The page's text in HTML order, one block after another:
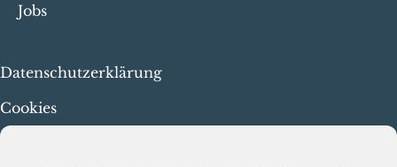
Jobs
Datenschutzerklärung
Cookies